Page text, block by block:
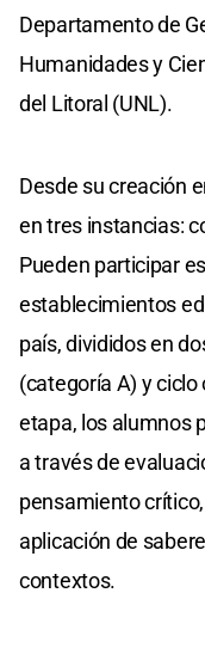
Departamento de
Humanidades y
del Litoral (UNL).
Desde su creación
en tres instancias:
Pueden participar
establecimientos
país, divididos en
(categoría A) y
etapa, los alumnos
a través de
pensamiento
aplicación de
contextos.